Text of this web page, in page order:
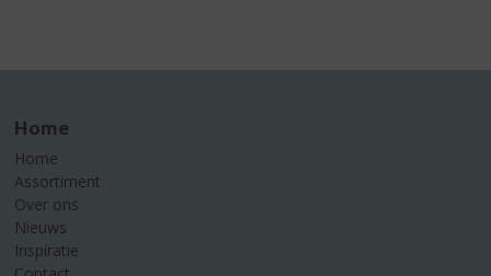
Home
Home
Assortiment
Over ons
Nieuws
Inspiratie